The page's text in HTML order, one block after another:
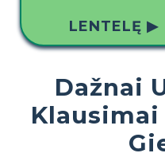
LENTELĘ ▶
Dažnai